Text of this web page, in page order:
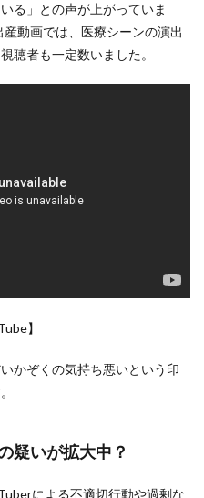
る」との声が上がっていま
動画では、医療シーンの演出
聴者も一定数いました。
】
かぞくの気持ち悪いという印
疑いが拡大中？
による不適切行動や過剰な